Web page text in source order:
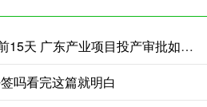
新富策略 从等100天变提前15天 广东产业项目投产审批如何抢时间？
吗看完这篇就明白